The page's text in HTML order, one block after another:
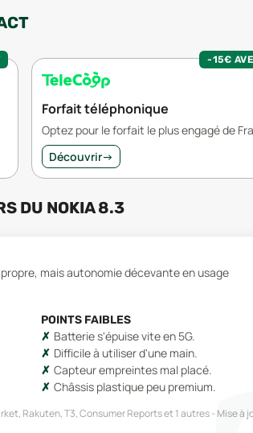
-15€
Forfait téléphonique
Optez pour le forfait le plus engagé de
Découvrir→
DU NOKIA 8.3
mais autonomie décevante en usage
POINTS FAIBLES
Batterie s'épuise vite en 5G.
Difficile à utiliser d'une main.
Capteur empreintes mal placé.
Châssis plastique peu premium.
Rakuten, T3, Consumer Reportset 1 autres Mise à